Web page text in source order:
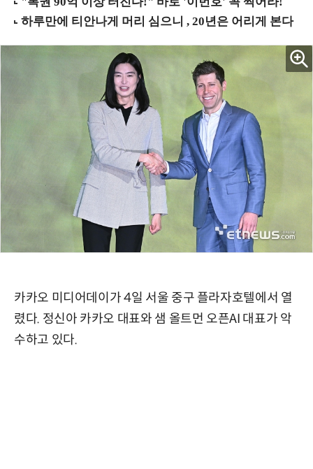
카카오 미디어데이가 4일 서울 중구 플라자호텔에서 열
렸다. 정신아 카카오 대표와 샘 올트먼 오픈AI 대표가 악
수하고 있다.